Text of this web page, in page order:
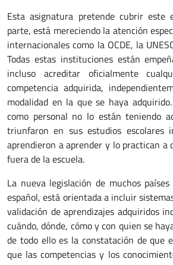
Esta asignatura pretende cubrir este
parte, está mereciendo la atención
internacionales como la OCDE, la
Todas estas instituciones están
incluso acreditar oficialmente
competencia adquirida,
modalidad en la que se haya
como personal no lo están teniendo
triunfaron en sus estudios escolares
aprendieron a aprender y lo practican a
fuera de la escuela.
La nueva legislación de muchos
español, está orientada a incluir
validación de aprendizajes adquiridos
cuándo, dónde, cómo y con quien se
de todo ello es la constatación de que
que las competencias y los